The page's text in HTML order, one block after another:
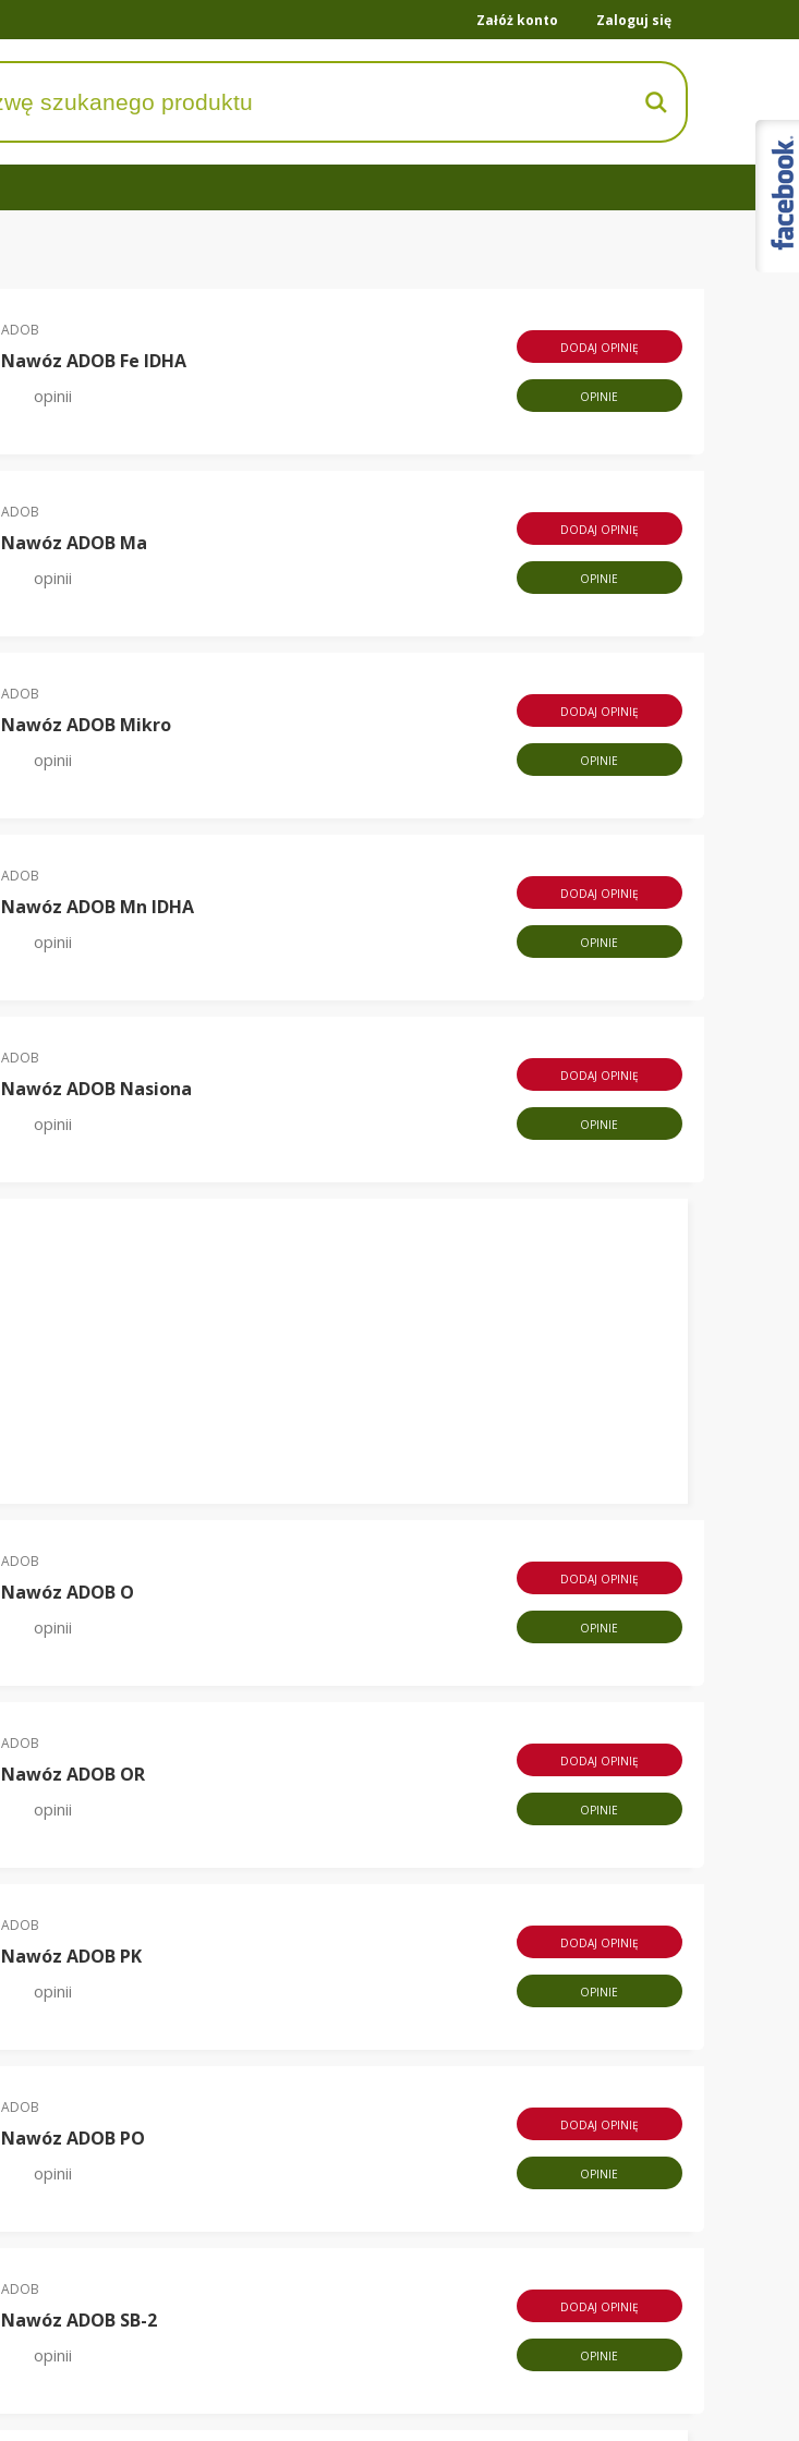
Zaloguj się
Załóż konto
ADOB
Nawóz ADOB Fe IDHA
opinii
DODAJ OPINIĘ
OPINIE
ADOB
Nawóz ADOB Ma
opinii
DODAJ OPINIĘ
OPINIE
ADOB
Nawóz ADOB Mikro
opinii
DODAJ OPINIĘ
OPINIE
ADOB
Nawóz ADOB Mn IDHA
opinii
DODAJ OPINIĘ
OPINIE
ADOB
Nawóz ADOB Nasiona
opinii
DODAJ OPINIĘ
OPINIE
ADOB
Nawóz ADOB O
opinii
DODAJ OPINIĘ
OPINIE
ADOB
Nawóz ADOB OR
opinii
DODAJ OPINIĘ
OPINIE
ADOB
Nawóz ADOB PK
opinii
DODAJ OPINIĘ
OPINIE
ADOB
Nawóz ADOB PO
opinii
DODAJ OPINIĘ
OPINIE
ADOB
Nawóz ADOB SB-2
opinii
DODAJ OPINIĘ
OPINIE